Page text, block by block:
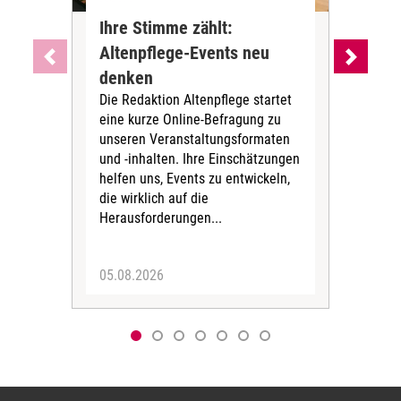
Ihre Stimme zählt:
Altenpflege-Events neu
denken
Die Redaktion Altenpflege startet
eine kurze Online-Befragung zu
unseren Veranstaltungsformaten
und -inhalten. Ihre Einschätzungen
helfen uns, Events zu entwickeln,
die wirklich auf die
Herausforderungen...
05.08.2026